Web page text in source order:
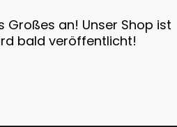
Großes an! Unser Shop ist
bald veröffentlicht!